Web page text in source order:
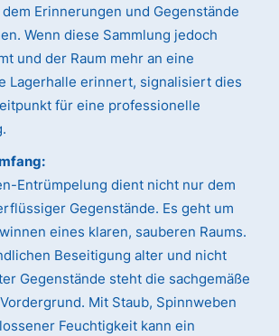
Erinnerungen und Gegenstände
Wenn diese Sammlung jedoch
und der Raum mehr an eine
Lagerhalle erinnert, signalisiert dies
für eine professionelle
Entrümpelung dient nicht nur dem
Gegenstände. Es geht um
eines klaren, sauberen Raums.
Beseitigung alter und nicht
Gegenstände steht die sachgemäße
Mit Staub, Spinnweben
Feuchtigkeit kann ein